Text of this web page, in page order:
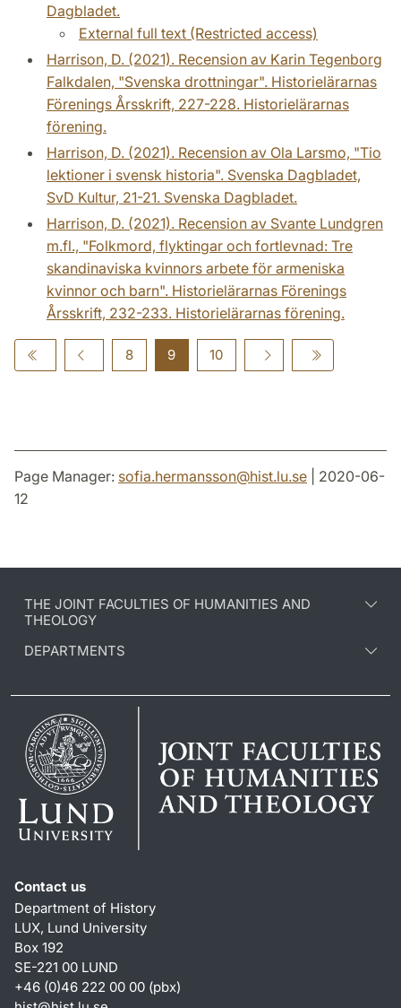
Dagbladet.
External full text (Restricted access)
Harrison, D. (2021). Recension av Karin Tegenborg
Falkdalen, "Svenska drottningar". Historielärarnas
Förenings Årsskrift, 227-228. Historielärarnas
förening.
Harrison, D. (2021). Recension av Ola Larsmo, "Tio
lektioner i svensk historia". Svenska Dagbladet,
SvD Kultur, 21-21. Svenska Dagbladet.
Harrison, D. (2021). Recension av Svante Lundgren
m.fl., "Folkmord, flyktingar och fortlevnad: Tre
skandinaviska kvinnors arbete för armeniska
kvinnor och barn". Historielärarnas Förenings
Årsskrift, 232-233. Historielärarnas förening.
8 9 10
Page Manager: sofia.hermansson@hist.lu.se | 2020-06-
12
THE JOINT FACULTIES OF HUMANITIES AND
THEOLOGY
DEPARTMENTS
Contact us
Department of History
LUX, Lund University
Box 192
SE-221 00 LUND
+46 (0)46 222 00 00 (pbx)